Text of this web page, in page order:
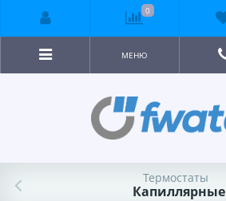
МЕНЮ
Термостаты
Капиллярные
0